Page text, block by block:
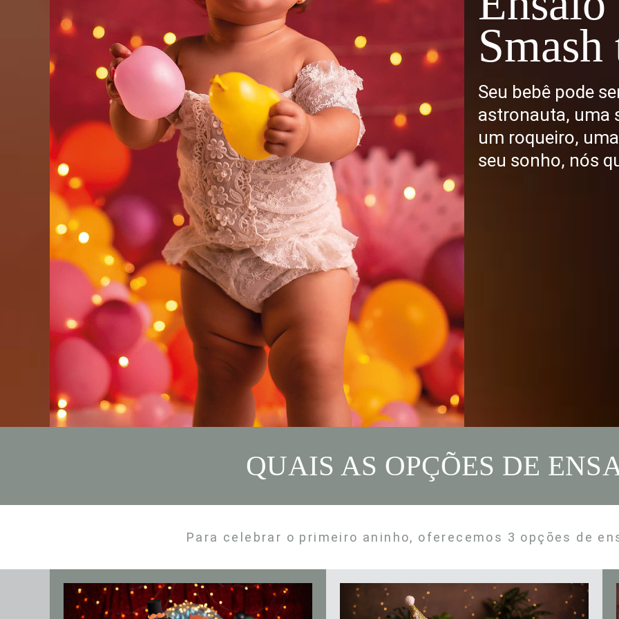
Seu bebê pode
astronauta, uma
um roqueiro,
seu sonho, nós
QUAIS AS OPÇÕES DE
Para celebrar o primeiro aninho, oferecemos 3 opções de